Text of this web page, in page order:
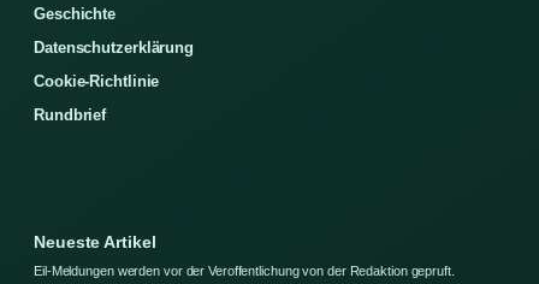
Geschichte
Datenschutzerklärung
Cookie-Richtlinie
Rundbrief
Neueste Artikel
Eil-Meldungen werden vor der Veroffentlichung von der Redaktion gepruft.